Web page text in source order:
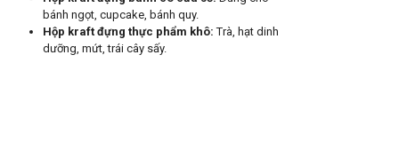
bánh ngọt, cupcake, bánh quy.
Hộp kraft đựng thực phẩm khô: Trà, hạt dinh
dưỡng, mứt, trái cây sấy.